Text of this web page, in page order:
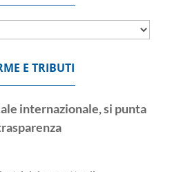
E TRIBUTI
internazionale, si punta